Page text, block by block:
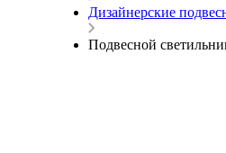
Дизайнерские
Подвесной